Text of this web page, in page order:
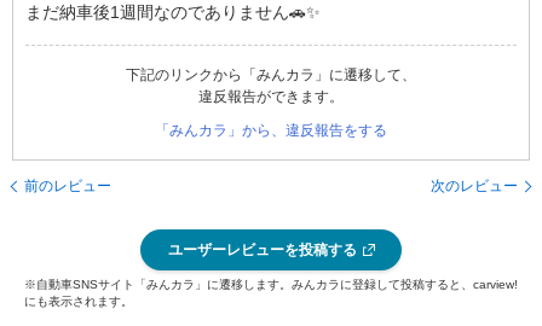
まだ納車後1週間なのでありません🚗✨
下記のリンクから「みんカラ」に遷移して、
違反報告ができます。
「みんカラ」から、違反報告をする
前のレビュー 次のレビュー
ユーザーレビューを投稿する
※自動車SNSサイト「みんカラ」に遷移します。みんカラに登録して投稿すると、carview!
にも表示されます。